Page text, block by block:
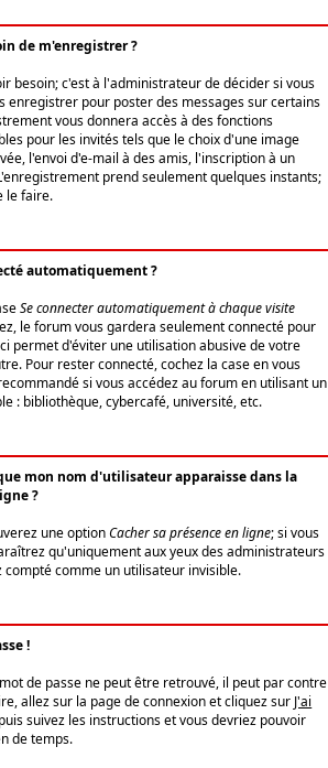
de m'enregistrer ?
besoin; c'est à l'administrateur de décider si vous
enregistrer pour poster des messages sur certains
vous donnera accès à des fonctions
pour les invités tels que le choix d'une image
l'envoi d'e-mail à des amis, l'inscription à un
prend seulement quelques instants;
le faire.
automatiquement ?
Se connecter automatiquement à chaque visite
le forum vous gardera seulement connecté pour
permet d'éviter une utilisation abusive de votre
Pour rester connecté, cochez la case en vous
si vous accédez au forum en utilisant un
: bibliothèque, cybercafé, université, etc.
mon nom d'utilisateur apparaisse dans la
?
une optionCacher sa présence en ligne; si vous
qu'uniquement aux yeux des administrateurs
compté comme un utilisateur invisible.
!
de passe ne peut être retrouvé, il peut par contre
allez sur la page de connexion et cliquez sur J'ai
suivez les instructions et vous devriez pouvoir
de temps.